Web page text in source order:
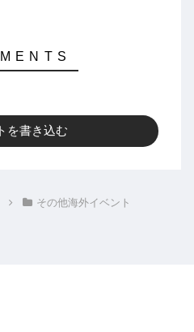
を書き込む
その他海外イベント